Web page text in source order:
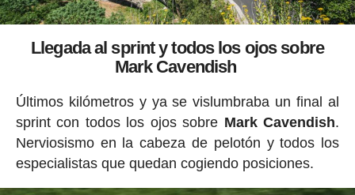
Llegada al sprint y todos los ojos sobre
Mark Cavendish
Últimos kilómetros y ya se vislumbraba un final al
sprint con todos los ojos sobre Mark Cavendish.
Nerviosismo en la cabeza de pelotón y todos los
especialistas que quedan cogiendo posiciones.